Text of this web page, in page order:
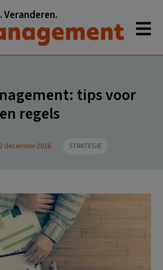
Veranderen.
tips voor
regels
december 2016 STRATEGIE